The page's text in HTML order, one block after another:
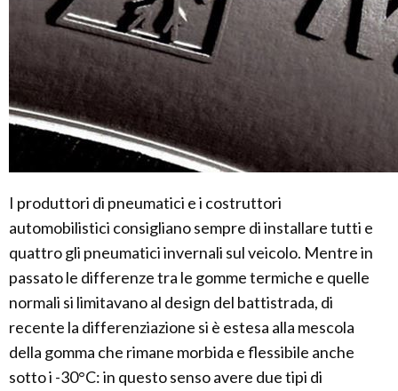
I produttori di pneumatici e i costruttori
automobilistici consigliano sempre di installare tutti e
quattro gli pneumatici invernali sul veicolo. Mentre in
passato le differenze tra le gomme termiche e quelle
normali si limitavano al design del battistrada, di
recente la differenziazione si è estesa alla mescola
della gomma che rimane morbida e flessibile anche
sotto i -30°C: in questo senso avere due tipi di